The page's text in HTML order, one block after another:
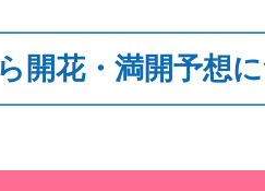
開花・満開予想